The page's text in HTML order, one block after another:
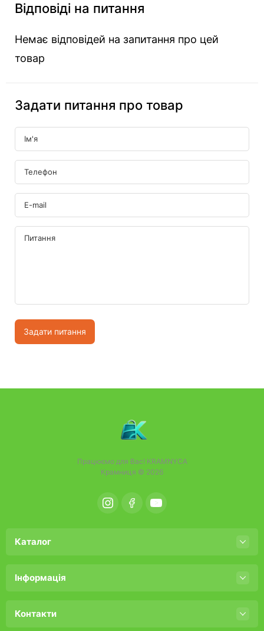
Відповіді на питання
Немає відповідей на запитання про цей
товар
Задати питання про товар
Задати питання
Працюємо для Вас! KRAMNYCA
Крамниця © 2026
Каталог
Інформація
Контакти